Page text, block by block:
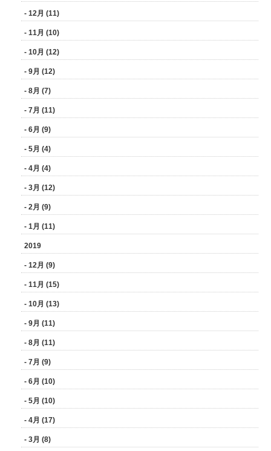
- 12月 (11)
- 11月 (10)
- 10月 (12)
- 9月 (12)
- 8月 (7)
- 7月 (11)
- 6月 (9)
- 5月 (4)
- 4月 (4)
- 3月 (12)
- 2月 (9)
- 1月 (11)
2019
- 12月 (9)
- 11月 (15)
- 10月 (13)
- 9月 (11)
- 8月 (11)
- 7月 (9)
- 6月 (10)
- 5月 (10)
- 4月 (17)
- 3月 (8)